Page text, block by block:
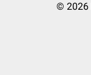
© 2026